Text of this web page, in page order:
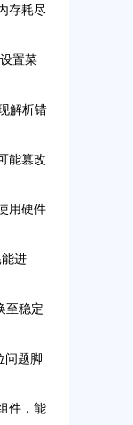
存耗尽
置菜
解析错
能篡改
用硬件
进
至稳定
问题脚
件，能